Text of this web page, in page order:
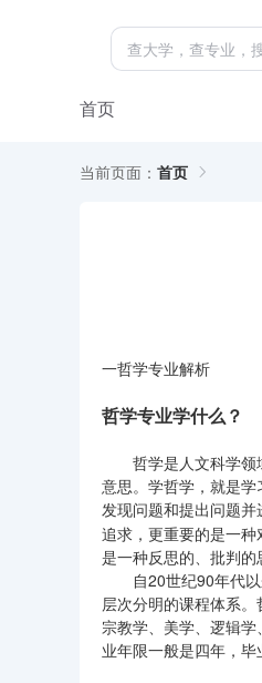
首页
当前页面： 首页
一哲学专业解析
哲学专业学什么？
哲学是人文科学
意思。学哲学，就是
发现问题和提出问题并
追求，更重要的是一
是一种反思的、批判
自20世纪90年代
层次分明的课程体系
宗教学、美学、逻辑
业年限一般是四年，毕